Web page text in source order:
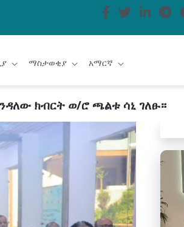
ማስታወቂያ አማርኛ
ክብርት ወ/ሮ ጫልቱ ሳኒ ገለፁ።